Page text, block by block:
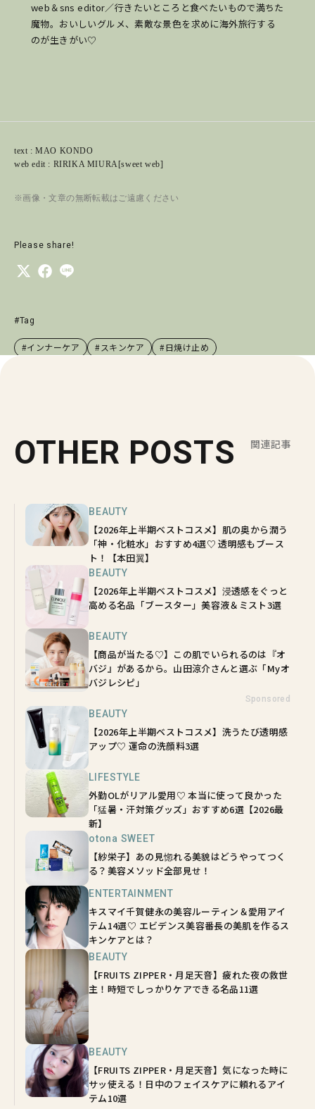
web＆sns editor／行きたいところと食べたいもので満ちた
魔物。おいしいグルメ、素敵な景色を求めに海外旅行する
のが生きがい♡
text : MAO KONDO
web edit : RIRIKA MIURA[sweet web]
※画像・文章の無断転載はご遠慮ください
Please share!
#Tag
#インナーケア #スキンケア #日焼け止め
OTHER POSTS 関連記事
BEAUTY
【2026年上半期ベストコスメ】肌の奥から潤う
「神・化粧水」おすすめ4選♡ 透明感もブース
ト！【本田翼】
BEAUTY
【2026年上半期ベストコスメ】浸透感をぐっと
高める名品「ブースター」美容液＆ミスト3選
BEAUTY
【商品が当たる♡】この肌でいられるのは『オ
バジ』があるから。山田涼介さんと選ぶ「Myオ
バジレシピ」
Sponsored
BEAUTY
【2026年上半期ベストコスメ】洗うたび透明感
アップ♡ 運命の洗顔料3選
LIFESTYLE
外勤OLがリアル愛用♡ 本当に使って良かった
「猛暑・汗対策グッズ」おすすめ6選【2026最
新】
otona SWEET
【紗栄子】あの見惚れる美貌はどうやってつく
る？美容メソッド全部見せ！
ENTERTAINMENT
キスマイ千賀健永の美容ルーティン＆愛用アイ
テム14選♡ エビデンス美容番長の美肌を作るス
キンケアとは？
BEAUTY
【FRUITS ZIPPER・月足天音】疲れた夜の救世
主！時短でしっかりケアできる名品11選
BEAUTY
【FRUITS ZIPPER・月足天音】気になった時に
サッ使える！日中のフェイスケアに頼れるアイ
テム10選